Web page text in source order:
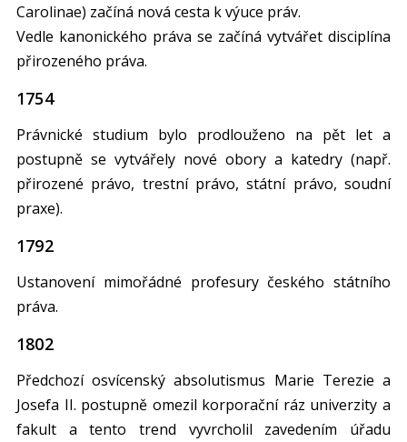
Carolinae) začíná nová cesta k výuce práv.
Vedle kanonického práva se začíná vytvářet disciplína
přirozeného práva.
1754
Právnické studium bylo prodlouženo na pět let a
postupně se vytvářely nové obory a katedry (např.
přirozené právo, trestní právo, státní právo, soudní
praxe).
1792
Ustanovení mimořádné profesury českého státního
práva.
1802
Předchozí osvícenský absolutismus Marie Terezie a
Josefa II. postupně omezil korporační ráz univerzity a
fakult a tento trend vyvrcholil zavedením úřadu